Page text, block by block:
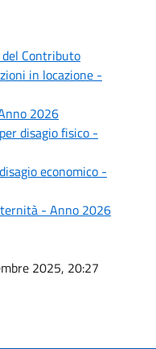
Contributo
in locazione -
2026
disagio fisico -
economico -
- Anno 2026
2025, 20:27